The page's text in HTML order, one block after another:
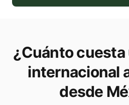
¿Cuánto cuesta
internacional
desde